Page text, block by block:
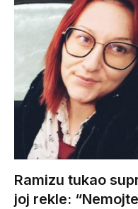
Ramizu tukao
joj rekle: